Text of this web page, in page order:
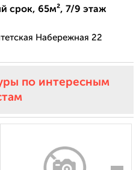
срок, 65м², 7/9 этаж
Набережная 22
по интересным